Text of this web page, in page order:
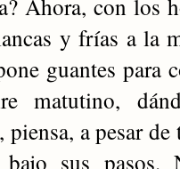
Ahora, con los
y frías a la
guantes para
matutino,
a pesar
sus pasos.